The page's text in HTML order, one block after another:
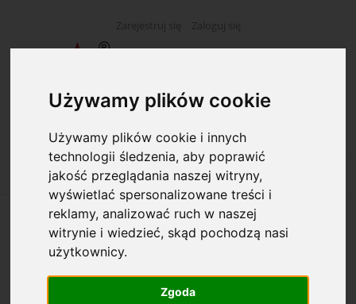
Używamy plików cookie
Używamy plików cookie i innych
technologii śledzenia, aby poprawić
jakość przeglądania naszej witryny,
wyświetlać spersonalizowane treści i
reklamy, analizować ruch w naszej
witrynie i wiedzieć, skąd pochodzą nasi
użytkownicy.
Zgoda
ASARTO - Toner HP CLJ CE250X czarny
(504X)